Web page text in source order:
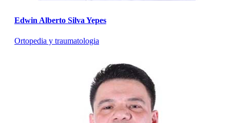
Edwin Alberto Silva Yepes
Ortopedia y traumatologia